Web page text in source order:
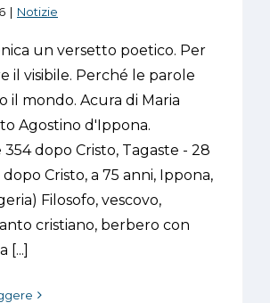
| Notizie
un versetto poetico. Per
il visibile. Perché le parole
il mondo. Acura di Maria
Agostino d'Ippona.
dopo Cristo, Tagaste - 28
Cristo, a 75 anni, Ippona,
Filosofo, vescovo,
cristiano, berbero con
[...]